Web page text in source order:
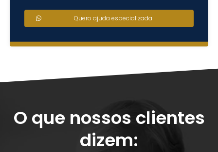
Quero ajuda especializada
O que nossos clientes
dizem: